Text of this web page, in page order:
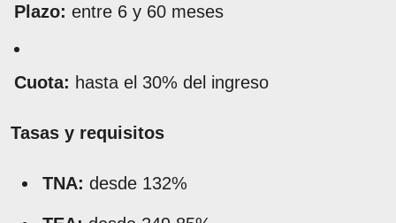
Plazo: entre 6 y 60 meses
Cuota: hasta el 30% del ingreso
Tasas y requisitos
TNA: desde 132%